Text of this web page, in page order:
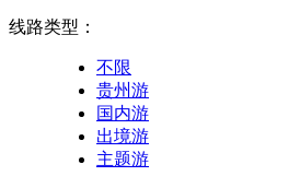
线路类型：
不限
贵州游
国内游
出境游
主题游